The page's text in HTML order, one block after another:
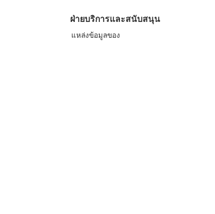
ฝ่ายบริการและสนับสนุน
แหล่งข้อมูลของ